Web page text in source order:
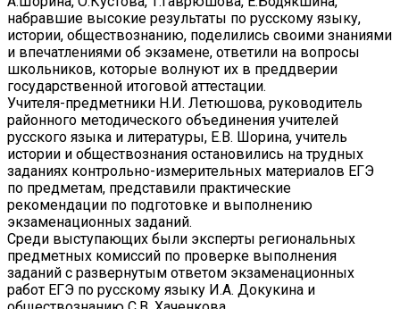
набравшие высокие результаты по русскому языку,
истории, обществознанию, поделились своими знаниями
и впечатлениями об экзамене, ответили на вопросы
школьников, которые волнуют их в преддверии
государственной итоговой аттестации.
Учителя-предметники Н.И. Летюшова, руководитель
районного методического объединения учителей
русского языка и литературы, Е.В. Шорина, учитель
истории и обществознания остановились на трудных
заданиях контрольно-измерительных материалов ЕГЭ
по предметам, представили практические
рекомендации по подготовке и выполнению
экзаменационных заданий.
Среди выступающих были эксперты региональных
предметных комиссий по проверке выполнения
заданий с развернутым ответом экзаменационных
работ ЕГЭ по русскому языку И.А. Докукина и